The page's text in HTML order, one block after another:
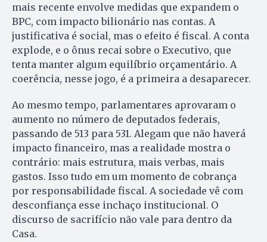
mais recente envolve medidas que expandem o
BPC, com impacto bilionário nas contas. A
justificativa é social, mas o efeito é fiscal. A conta
explode, e o ônus recai sobre o Executivo, que
tenta manter algum equilíbrio orçamentário. A
coerência, nesse jogo, é a primeira a desaparecer.
Ao mesmo tempo, parlamentares aprovaram o
aumento no número de deputados federais,
passando de 513 para 531. Alegam que não haverá
impacto financeiro, mas a realidade mostra o
contrário: mais estrutura, mais verbas, mais
gastos. Isso tudo em um momento de cobrança
por responsabilidade fiscal. A sociedade vê com
desconfiança esse inchaço institucional. O
discurso de sacrifício não vale para dentro da
Casa.